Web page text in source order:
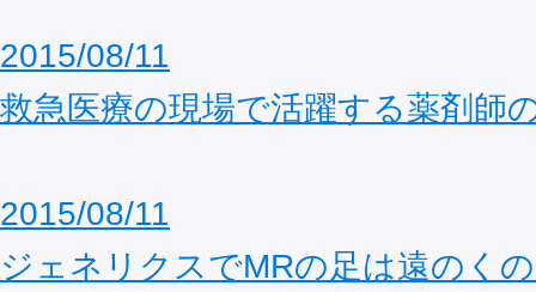
2015/08/11
救急医療の現場で活躍する薬剤師
2015/08/11
ジェネリクスでMRの足は遠のく